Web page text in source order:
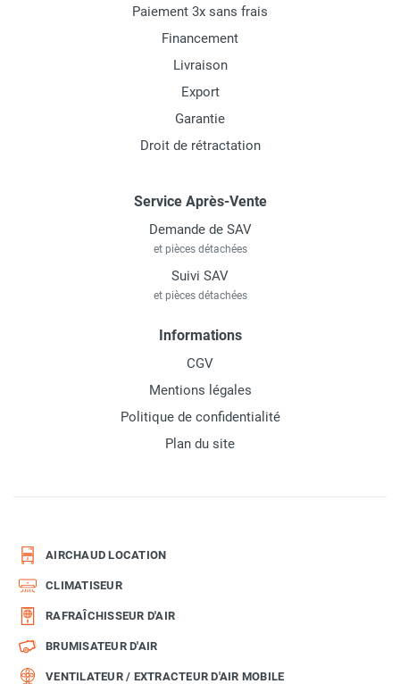
Paiement 3x sans frais
Financement
Livraison
Export
Garantie
Droit de rétractation
Service Après-Vente
Demande de SAV
et pièces détachées
Suivi SAV
et pièces détachées
Informations
CGV
Mentions légales
Politique de confidentialité
Plan du site
AIRCHAUD LOCATION
CLIMATISEUR
RAFRAÎCHISSEUR D'AIR
BRUMISATEUR D'AIR
VENTILATEUR / EXTRACTEUR D'AIR MOBILE